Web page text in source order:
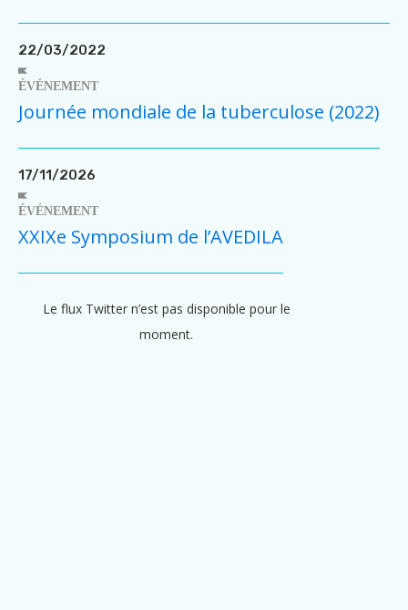
22/03/2022
ÉVÉNEMENT
Journée mondiale de la tuberculose (2022)
17/11/2026
ÉVÉNEMENT
XXIXe Symposium de l’AVEDILA
Le flux Twitter n’est pas disponible pour le
moment.